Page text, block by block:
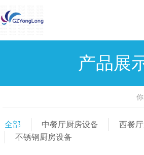
产品展
全部 中餐厅厨房设备
西餐
不锈钢厨房设备